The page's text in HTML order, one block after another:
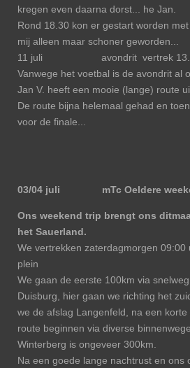
kregen even daarna dorst... he Jan.
Rond 18.30 kon er gestart worden
mij alleen maar schoner geworden...
11 juli
avondrit vertrek
Vanwege het voetbal is de avondrit al
Jan V. heeft een mooie (lange) route
De route bijna helemaal gehad en
voor de finale...
03/04 juli mTc Oeldere
Ons weekend trip brengt ons
het Sauerland.
We vertrekken zaterdagmorgen 09:00
plein
We gaan de eerste 100km via
Duisburg, hier gaan we richting het
we de afslag Langenfeld, na een
route beginnen via diverse
Winterberg is ongeveer 300km.
Na een goede lange nachtrust en ons